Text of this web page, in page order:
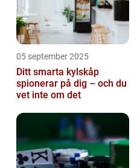
05 september 2025
Ditt smarta kylskåp
spionerar på dig – och du
vet inte om det